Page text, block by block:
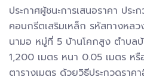
ประกาศผู้ชนะการเสนอราคา ปร
คอนกรีตเสริมเหล็ก รหัสทางหล
นามอ หมู่ที่ 5 บ้านโคกสูง ตำบล
1,200 เมตร หนา 0.05 เมตร ห
ตารางเมตร ด้วยวิธีประกวดราค